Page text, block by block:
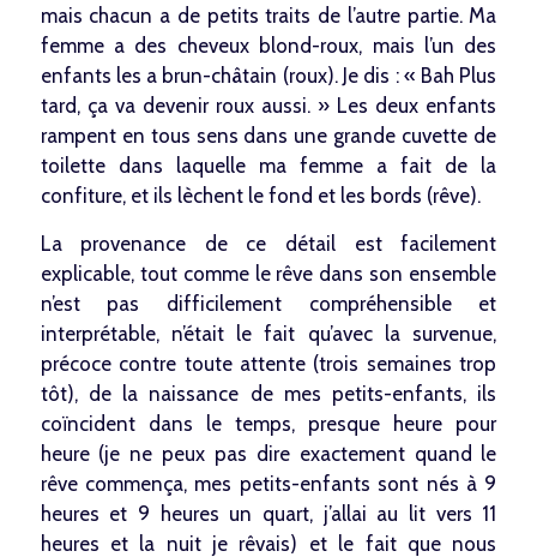
mais chacun a de petits traits de l’autre partie. Ma
femme a des cheveux blond-roux, mais l’un des
enfants les a brun-châtain (roux). Je dis : « Bah Plus
tard, ça va devenir roux aussi. » Les deux enfants
rampent en tous sens dans une grande cuvette de
toilette dans laquelle ma femme a fait de la
confiture, et ils lèchent le fond et les bords (rêve).
La provenance de ce détail est facilement
explicable, tout comme le rêve dans son ensemble
n’est pas difficilement compréhensible et
interprétable, n’était le fait qu’avec la survenue,
précoce contre toute attente (trois semaines trop
tôt), de la naissance de mes petits-enfants, ils
coïncident dans le temps, presque heure pour
heure (je ne peux pas dire exactement quand le
rêve commença, mes petits-enfants sont nés à 9
heures et 9 heures un quart, j’allai au lit vers 11
heures et la nuit je rêvais) et le fait que nous